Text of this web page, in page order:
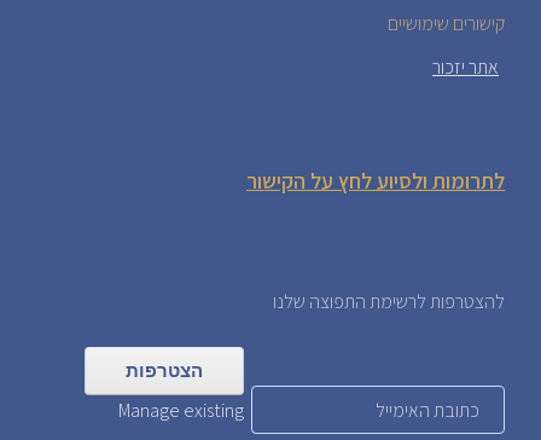
קישורים שימושיים
אתר יזכור
לתרומות ולסיוע לחץ על הקישור
להצטרפות לרשימת התפוצה שלנו
Manage existing